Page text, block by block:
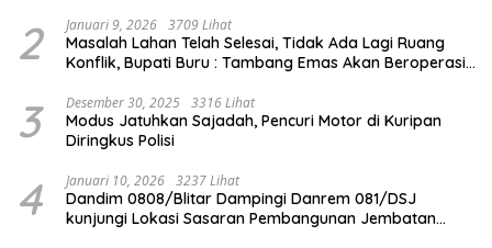
2 Januari 9, 2026 3709 Lihat
Masalah Lahan Telah Selesai, Tidak Ada Lagi Ruang
Konflik, Bupati Buru : Tambang Emas Akan Beroperasi
3 Desember 30, 2025 3316 Lihat
Modus Jatuhkan Sajadah, Pencuri Motor di Kuripan
Diringkus Polisi
4 Januari 10, 2026 3237 Lihat
Dandim 0808/Blitar Dampingi Danrem 081/DSJ
kunjungi Lokasi Sasaran Pembangunan Jembatan